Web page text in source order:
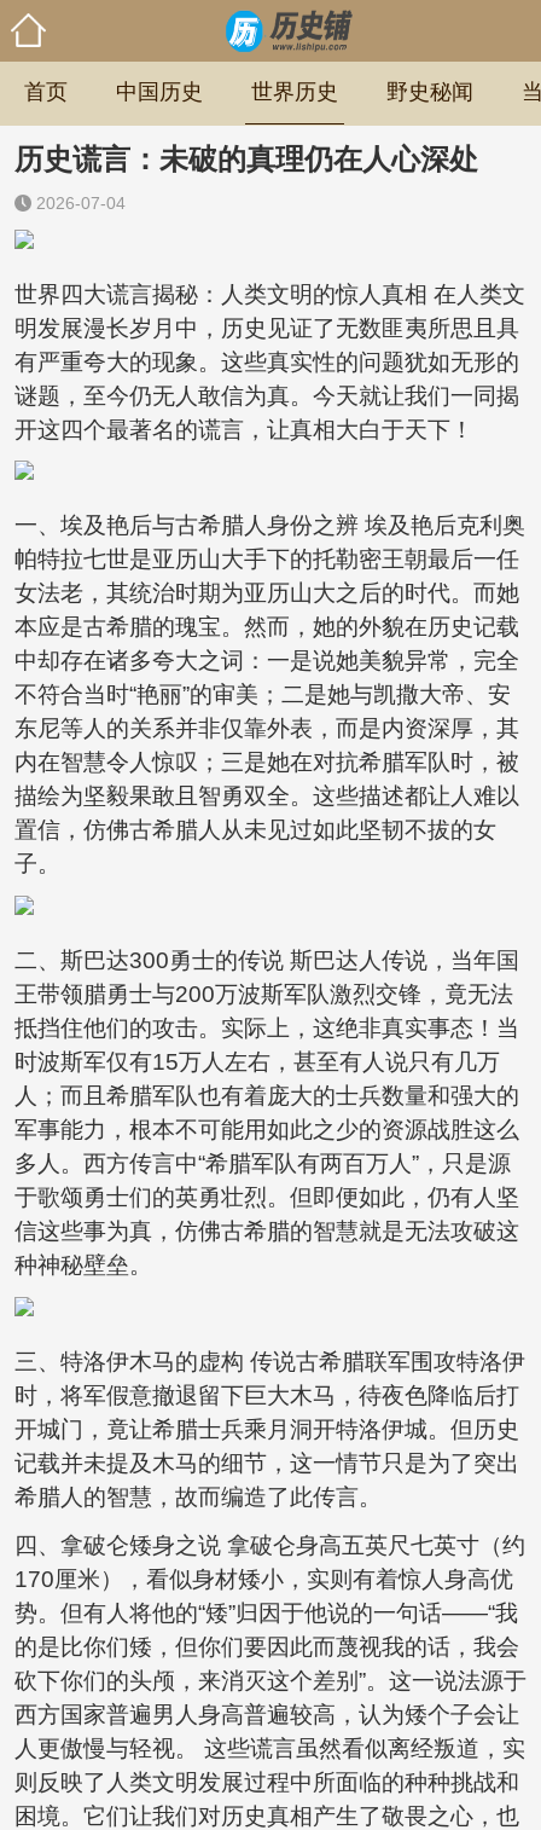
首页 中国历史 世界历史 野史秘闻
历史谎言：未破的真理仍在人心深处
2026-07-04
世界四大谎言揭秘：人类文明的惊人真相 在人类文
明发展漫长岁月中，历史见证了无数匪夷所思且具
有严重夸大的现象。这些真实性的问题犹如无形的
谜题，至今仍无人敢信为真。今天就让我们一同揭
开这四个最著名的谎言，让真相大白于天下！
一、埃及艳后与古希腊人身份之辨 埃及艳后克利奥
帕特拉七世是亚历山大手下的托勒密王朝最后一任
女法老，其统治时期为亚历山大之后的时代。而她
本应是古希腊的瑰宝。然而，她的外貌在历史记载
中却存在诸多夸大之词：一是说她美貌异常，完全
不符合当时“艳丽”的审美；二是她与凯撒大帝、安
东尼等人的关系并非仅靠外表，而是内资深厚，其
内在智慧令人惊叹；三是她在对抗希腊军队时，被
描绘为坚毅果敢且智勇双全。这些描述都让人难以
置信，仿佛古希腊人从未见过如此坚韧不拔的女
子。
二、斯巴达300勇士的传说 斯巴达人传说，当年国
王带领腊勇士与200万波斯军队激烈交锋，竟无法
抵挡住他们的攻击。实际上，这绝非真实事态！当
时波斯军仅有15万人左右，甚至有人说只有几万
人；而且希腊军队也有着庞大的士兵数量和强大的
军事能力，根本不可能用如此之少的资源战胜这么
多人。西方传言中“希腊军队有两百万人”，只是源
于歌颂勇士们的英勇壮烈。但即便如此，仍有人坚
信这些事为真，仿佛古希腊的智慧就是无法攻破这
种神秘壁垒。
三、特洛伊木马的虚构 传说古希腊联军围攻特洛伊
时，将军假意撤退留下巨大木马，待夜色降临后打
开城门，竟让希腊士兵乘月洞开特洛伊城。但历史
记载并未提及木马的细节，这一情节只是为了突出
希腊人的智慧，故而编造了此传言。
四、拿破仑矮身之说 拿破仑身高五英尺七英寸（约
170厘米），看似身材矮小，实则有着惊人身高优
势。但有人将他的“矮”归因于他说的一句话——“我
的是比你们矮，但你们要因此而蔑视我的话，我会
砍下你们的头颅，来消灭这个差别”。这一说法源于
西方国家普遍男人身高普遍较高，认为矮个子会让
人更傲慢与轻视。 这些谎言虽然看似离经叛道，实
则反映了人类文明发展过程中所面临的种种挑战和
困境。它们让我们对历史真相产生了敬畏之心，也